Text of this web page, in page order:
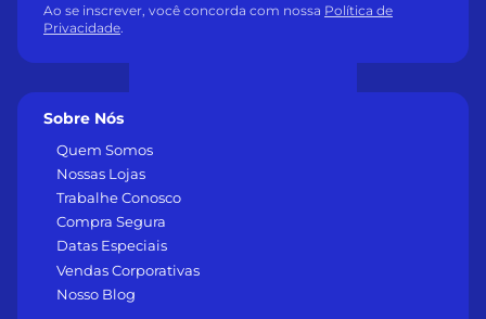
Sobre Nós
Quem Somos
Nossas Lojas
Trabalhe Conosco
Compra Segura
Datas Especiais
Vendas Corporativas
Nosso Blog
Ao se inscrever, você concorda com nossa Política de
Privacidade